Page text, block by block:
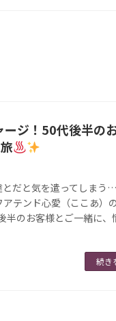
ジ！50代後半の
とだと気を遣ってしまう
テンド心愛（ここあ）
半のお客様とご一緒に、
続き